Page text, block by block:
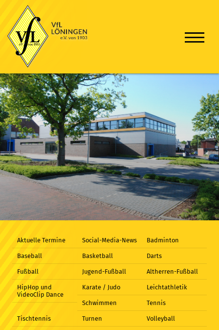
Aktuelle Termine Social-Media-News Badminton
Baseball Basketball Darts
Fußball Jugend-Fußball Altherren-Fußball
HipHop und
VideoClip Dance
Karate / Judo Leichtathletik
Schwimmen Tennis
Tischtennis Turnen Volleyball